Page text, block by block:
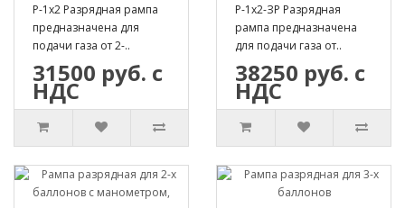
Р-1х2 Разрядная рампа
предназначена для
подачи газа от 2-..
31500 руб. с
НДС
Р-1х2-ЗР Разрядная
рампа предназначена
для подачи газа от..
38250 руб. с
НДС